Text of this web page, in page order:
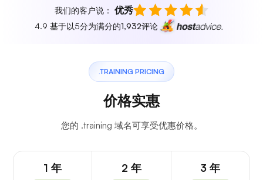
我们的客户说： 优秀
4.9 基于以5分为满分的1,932评论
.TRAINING PRICING
价格实惠
您的 .training 域名可享受优惠价格。
1 年 2 年 3 年